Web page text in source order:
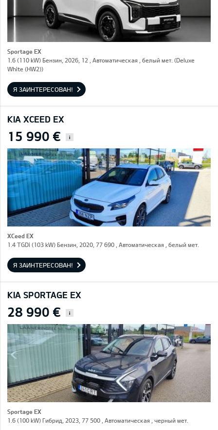
Sportage EX
1.6 (110 kW) Бензин, 2026, 12 , Автоматическая , белый мет. (Deluxe
White (HW2))
Я ЗАИНТЕРЕСОВАН!
KIA XCEED EX
15 990 € i
XCeed EX
1.4 TGDi (103 kW) Бензин, 2020, 77 690 , Автоматическая , белый мет.
Я ЗАИНТЕРЕСОВАН!
KIA SPORTAGE EX
28 990 € i
Sportage EX
1.6 (100 kW) Гибрид, 2023, 77 500 , Автоматическая , черный мет.